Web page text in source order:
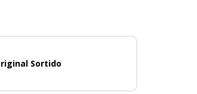
Sortido